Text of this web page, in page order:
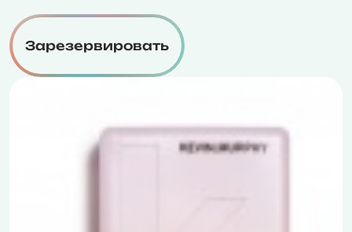
Зарезервировать